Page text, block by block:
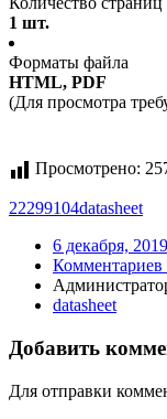
1 шт.
Форматы файла
HTML, PDF
(Для просмотра
Просмотрено:
22299104datasheet
6 декабря, 2019
Комментариев
datasheet
Добавить
Для отправки